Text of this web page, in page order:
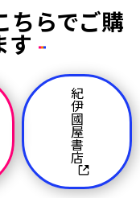
ちらでご購
す
紀
伊
國
屋
書
店